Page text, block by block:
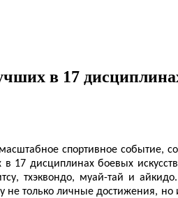
в 17
спортивное событие,
17 дисциплинах боевых
тхэквондо, муай-тай и
только личные достижения, но